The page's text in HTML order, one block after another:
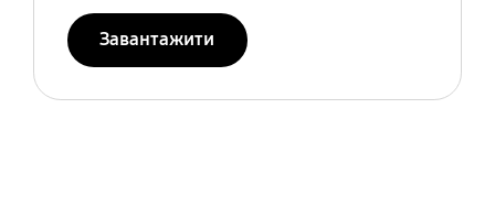
Завантажити